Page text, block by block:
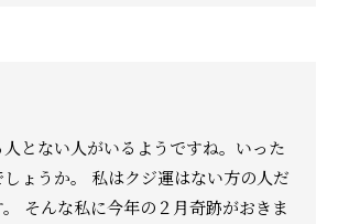
とない人がいるようですね。いった
ょうか。 私はクジ運はない方の人だ
そんな私に今年の２月奇跡がおきま